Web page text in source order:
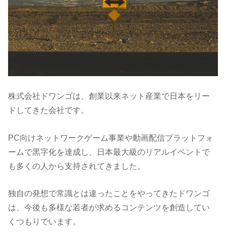
株式会社ドワンゴは、創業以来ネット産業で日本をリー
ドしてきた会社です。
PC向けネットワークゲーム事業や動画配信プラットフォ
ームで黒字化を達成し、日本最大級のリアルイベントで
も多くの人から支持されてきました。
独自の発想で常識とは違ったことをやってきたドワンゴ
は、今後も多様な若者が求めるコンテンツを創造してい
くつもりでいます。